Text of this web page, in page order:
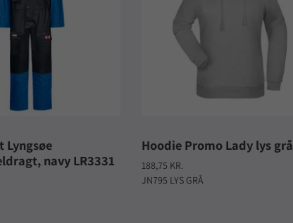
Lyngsøe
navy LR3331
Hoodie Promo Lady lys grå
188,75 KR.
JN795 LYS GRÅ